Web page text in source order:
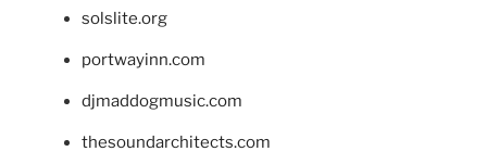
solslite.org
portwayinn.com
djmaddogmusic.com
thesoundarchitects.com